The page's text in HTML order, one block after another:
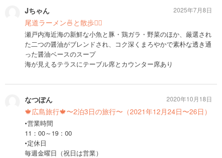
Jちゃん
尾道ラーメン🍜と散歩🚶‍♀️
瀬戸内海近海の新鮮な小魚と豚・鶏ガラ・野菜のほか、厳選され
た二つの醤油がブレンドされ、コク深くまろやかで素朴な透き通
った醤油ベースのスープ
海が見えるテラスにテーブル席とカウンター席あり
2025年7月8日
なつぽん
🍁広島旅行🍁〜2泊3日の旅行〜（2021年12月24日〜26日）
•営業時間
11：00～19：00
•定休日
毎週金曜日（祝日は営業）
2020年10月18日